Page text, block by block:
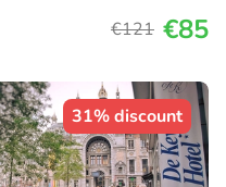
€121 €85
31% discount